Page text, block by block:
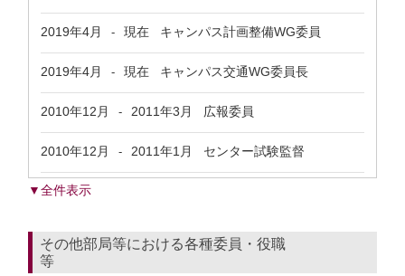
2019年4月 - 現在 キャンパス計画整備WG委員
2019年4月 - 現在 キャンパス交通WG委員長
2010年12月 - 2011年3月 広報委員
2010年12月 - 2011年1月 センター試験監督
▼全件表示
その他部局等における各種委員・役職
等